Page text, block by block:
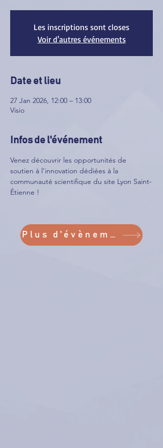
Les inscriptions sont closes
Voir d'autres événements
Date et lieu
27 Jan 2026, 12:00 – 13:00
Visio
Infos de l'événement
Venez découvrir les opportunités de
soutien à l’innovation dédiées à la
communauté scientifique du site Lyon Saint-
Étienne !
Plus d'évènements